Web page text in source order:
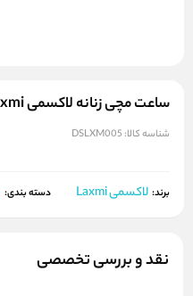
ساعت مچی زنانه لاکسمی Laxmi مدل 8040
شناسه کالا: DSLXM005
برند: لاکسمی Laxmi دسته بندی:
نقد و بررسی تخصصی